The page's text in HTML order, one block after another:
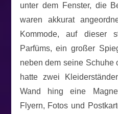
unter dem Fenster, die
waren akkurat
Kommode, auf dieser
Parfüms, ein großer
neben dem seine Schuhe
hatte zwei
Wand hing eine
Flyern, Fotos und